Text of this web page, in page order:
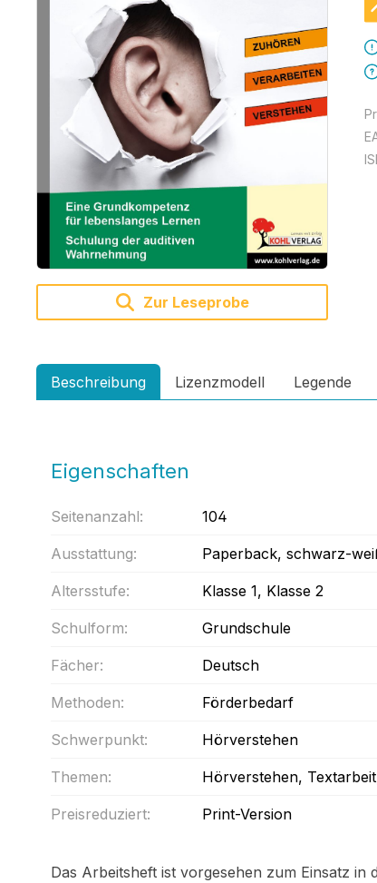
Zur Leseprobe
Beschreibung Lizenzmodell Legende
Eigenschaften
Seitenanzahl: 104
Ausstattung: Paperback, schwarz-
Altersstufe: Klasse 1, Klasse 2
Schulform: Grundschule
Fächer: Deutsch
Methoden: Förderbedarf
Schwerpunkt: Hörverstehen
Themen: Hörverstehen, Textarbeit
Preisreduziert: Print-Version
Das Arbeitsheft ist vorgesehen zum Einsatz